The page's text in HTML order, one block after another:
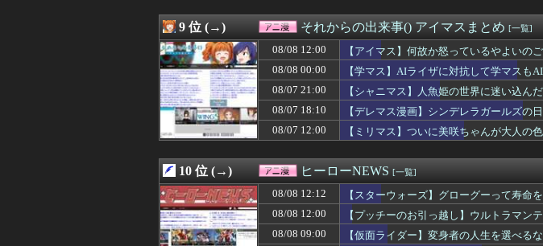
08/08 00:29
ドラクエのゼシカとかいう人気キャラｗｗｗｗ
08/08 00:25
先生の彼女になる！
08/08 00:07
『これ描いて死ね』6話感想 初コミティア完売おめでと
08/08 00:05
【悲報】「HUNTER×HUNTER」のビヨンド=ネテロさん
08/08 00:05
【悲報】トレパク絵師の江口寿史さん、開き直って言
08/08 00:04
【朗報】声優の永瀬アンナさん、公式に次世代のエー
08/08 00:03
【動画】福岡天神駅、とんでもない構内アナウンスが流
08/08 00:02
無双するガンダムって意外といないよね
08/08 00:00
【学マス】AIライザに対抗して学マスもAIアイドルを
08/07 23:42
『転生したらスライムだった件 第4期』89話感想 あちこ
08/07 23:40
【涼宮ハルヒの憂鬱】Vivitフィギュア「涼宮ハルヒ」
08/07 23:35
JRPG「他人の家漁ってアイテムGETすんの楽しー
08/07 23:29
ワンピース原作者・尾田栄一郎が描いた担当編集の似
08/07 23:05
【謎】『ダーク路線のドラクエ12』を発売中止にしな
08/07 23:04
正直アニメ版のシュタインズゲートって微妙じゃね？
9 位 (→) それからの出来事() アイマスまとめ [一覧]
08/08 12:00
【アイマス】何故か怒っているやよいの
08/08 00:00
【学マス】AIライザに対抗して学マスも
08/07 21:00
【シャニマス】人魚姫の世界に迷い込ん
08/07 18:10
【デレマス漫画】シンデレラガールズの
08/07 12:00
【ミリマス】ついに美咲ちゃんが大人の
10 位 (→) ヒーローNEWS [一覧]
08/08 12:12
【スターウォーズ】グローグーって寿命
08/08 12:00
【プッチーのお引っ越し】ウルトラマ
08/08 09:00
【仮面ライダー】変身者の人生を選べる